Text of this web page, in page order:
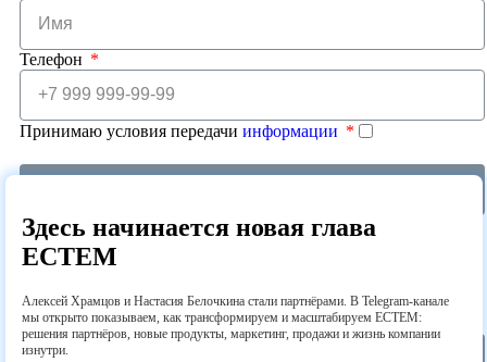
Телефон
Принимаю условия передачи информации
Спасибо за регистрацию!
поможет подключить сервис.
Желаем продуктивной работы!
Здесь начинается новая глава
ECTEM
Алексей Храмцов и Настасия Белочкина стали партнёрами. В Telegram-канале
мы открыто показываем, как трансформируем и масштабируем ECTEM:
решения партнёров, новые продукты, маркетинг, продажи и жизнь компании
изнутри.